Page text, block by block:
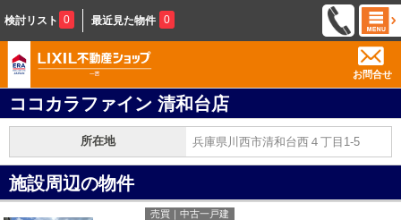
検討リスト 0 最近見た物件 0
お問合せ
ココカラファイン 清和台店
所在地 兵庫県川西市清和台西４丁目1-5
施設周辺の物件
売買｜中古一戸建